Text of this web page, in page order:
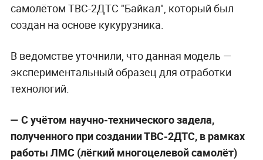
самолётом ТВС-2ДТС "Байкал", который был
создан на основе кукурузника.
В ведомстве уточнили, что данная модель —
экспериментальный образец для отработки
технологий.
— С учётом научно-технического задела,
полученного при создании ТВС-2ДТС, в рамках
работы ЛМС (лёгкий многоцелевой самолёт)